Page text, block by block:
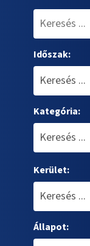
Időszak:
Kategória:
Kerület:
Állapot: